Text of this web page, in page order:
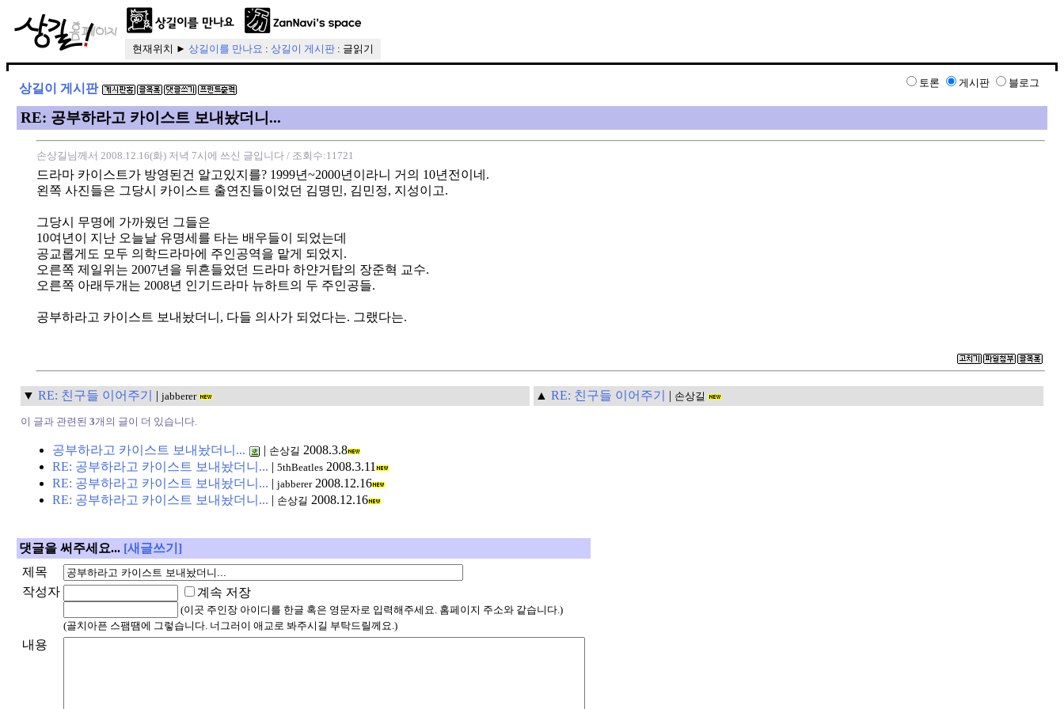
현재위치 ► 상길이를 만나요 : 상길이 게시판 : 글읽기
상길이 게시판 토론 게시판 블로그
RE: 공부하라고 카이스트 보내놨더니...
손상길님께서 2008.12.16(화) 저녁 7시에 쓰신 글입니다 / 조회수:11721
드라마 카이스트가 방영된건 알고있지를? 1999년~2000년이라니 거의 10년전이네.
왼쪽 사진들은 그당시 카이스트 출연진들이었던 김명민, 김민정, 지성이고.
그당시 무명에 가까웠던 그들은
10여년이 지난 오늘날 유명세를 타는 배우들이 되었는데
공교롭게도 모두 의학드라마에 주인공역을 맡게 되었지.
오른쪽 제일위는 2007년을 뒤흔들었던 드라마 하얀거탑의 장준혁 교수.
오른쪽 아래두개는 2008년 인기드라마 뉴하트의 두 주인공들.
공부하라고 카이스트 보내놨더니, 다들 의사가 되었다는. 그랬다는.
▼ RE: 친구들 이어주기 | jabberer ▲ RE: 친구들 이어주기 | 손상길
이 글과 관련된 3개의 글이 더 있습니다.
공부하라고 카이스트 보내놨더니... | 손상길 2008.3.8
RE: 공부하라고 카이스트 보내놨더니... | 5thBeatles 2008.3.11
RE: 공부하라고 카이스트 보내놨더니... | jabberer2008.12.16
RE: 공부하라고 카이스트 보내놨더니... | 손상길 2008.12.16
댓글을 써주세요... [새글쓰기]
제목
작성자
계속 저장
(이곳 주인장 아이디를 한글 혹은 영문자로 입력해주세요. 홈페이지 주소와 같습니다.)
(골치아픈 스팸땜에 그렇습니다. 너그러이 애교로 봐주시길 부탁드릴께요.)
내용